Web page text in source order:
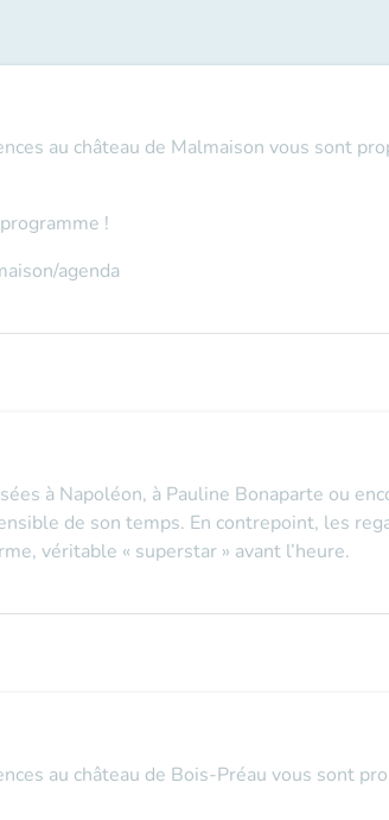
au château de Malmaison vous sont
!
agenda
à Napoléon, à Pauline Bonaparte ou
de son temps. En contrepoint, les
véritable « superstar » avant l’heure.
au château de Bois-Préau vous sont